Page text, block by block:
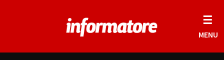
☰
MENU